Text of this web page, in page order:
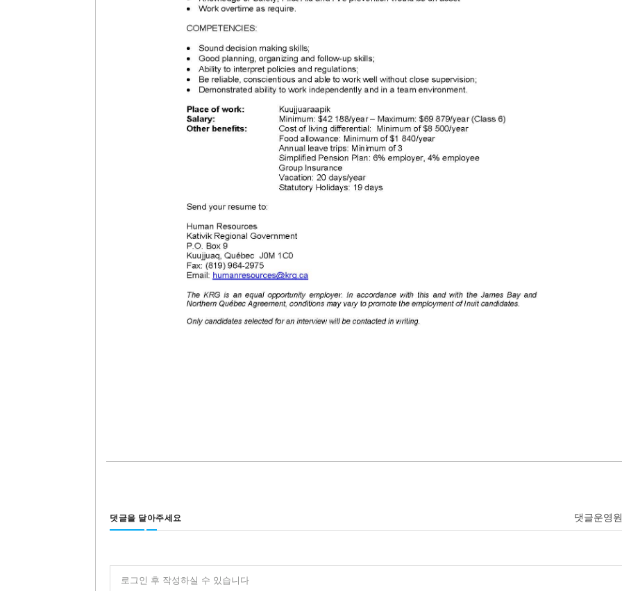
댓글을 달아주세요 댓글운영
로그인 후 작성하실 수 있습니다